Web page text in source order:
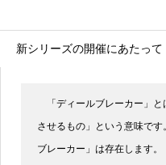
新シリーズの開催にあたって
「ディールブレーカー」と
させるもの」という意味で
ブレーカー」は存在します。